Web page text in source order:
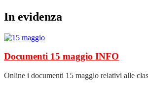
In evidenza
Documenti 15 maggio INFO
Online i documenti 15 maggio relativi alle